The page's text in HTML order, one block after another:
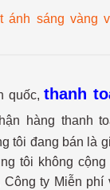
ánh sáng vàng
quốc,thanh
hàng thanh
tôi đang bán là
tôi không cộng
Công ty Miễn phí